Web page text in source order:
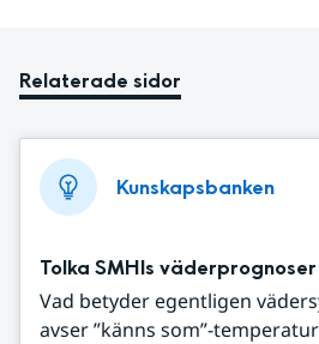
Relaterade sidor
Kunskapsbanken
Tolka SMHIs väderprognoser
Vad betyder egentligen
avser ”känns som”-